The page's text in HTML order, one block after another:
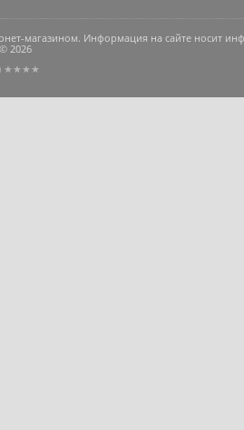
магазином. Информация на сайте носит
2026
) ★★★★